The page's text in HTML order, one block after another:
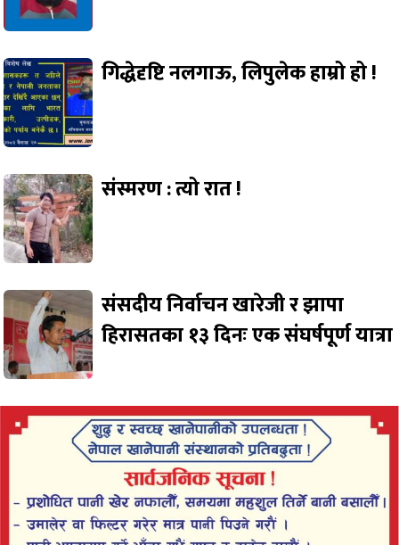
गिद्धेदृष्टि नलगाऊ, लिपुलेक हाम्रो हो !
संस्मरण : त्यो रात !
संसदीय निर्वाचन खारेजी र झापा
हिरासतका १३ दिनः एक संघर्षपूर्ण यात्रा